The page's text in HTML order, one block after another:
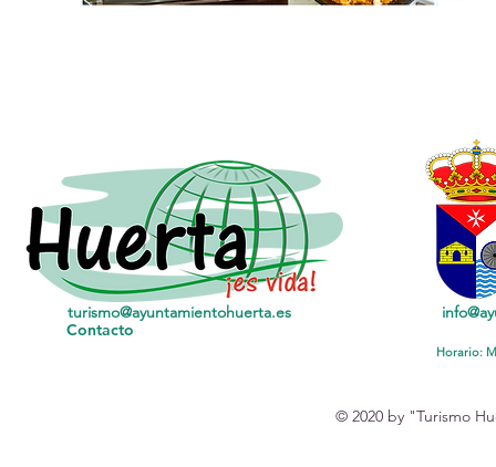
turismo@ayuntamientohuerta.es
Contacto
Horario:
© 2020 by "Turismo